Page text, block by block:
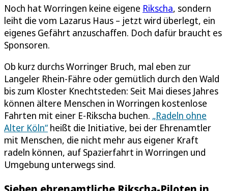
Noch hat Worringen keine eigene Rikscha, sondern
leiht die vom Lazarus Haus – jetzt wird überlegt, ein
eigenes Gefährt anzuschaffen. Doch dafür braucht es
Sponsoren.
Ob kurz durchs Worringer Bruch, mal eben zur
Langeler Rhein-Fähre oder gemütlich durch den Wald
bis zum Kloster Knechtsteden: Seit Mai dieses Jahres
können ältere Menschen in Worringen kostenlose
Fahrten mit einer E-Rikscha buchen. „Radeln ohne
Alter Köln“ heißt die Initiative, bei der Ehrenamtler
mit Menschen, die nicht mehr aus eigener Kraft
radeln können, auf Spazierfahrt in Worringen und
Umgebung unterwegs sind.